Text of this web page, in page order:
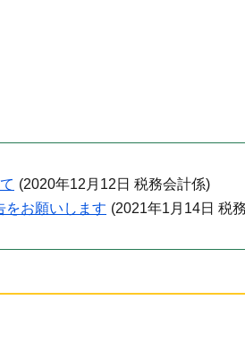
(2020年12月12日 税務会計係)
をお願いします (2021年1月14日 税